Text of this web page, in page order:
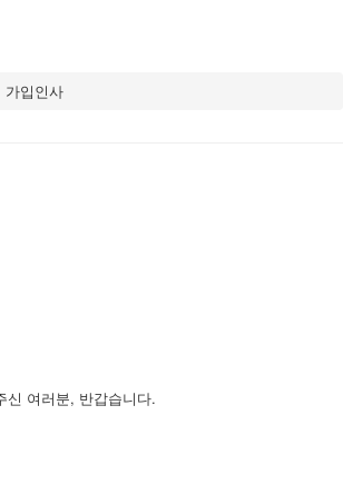
가입인사
신 여러분, 반갑습니다.